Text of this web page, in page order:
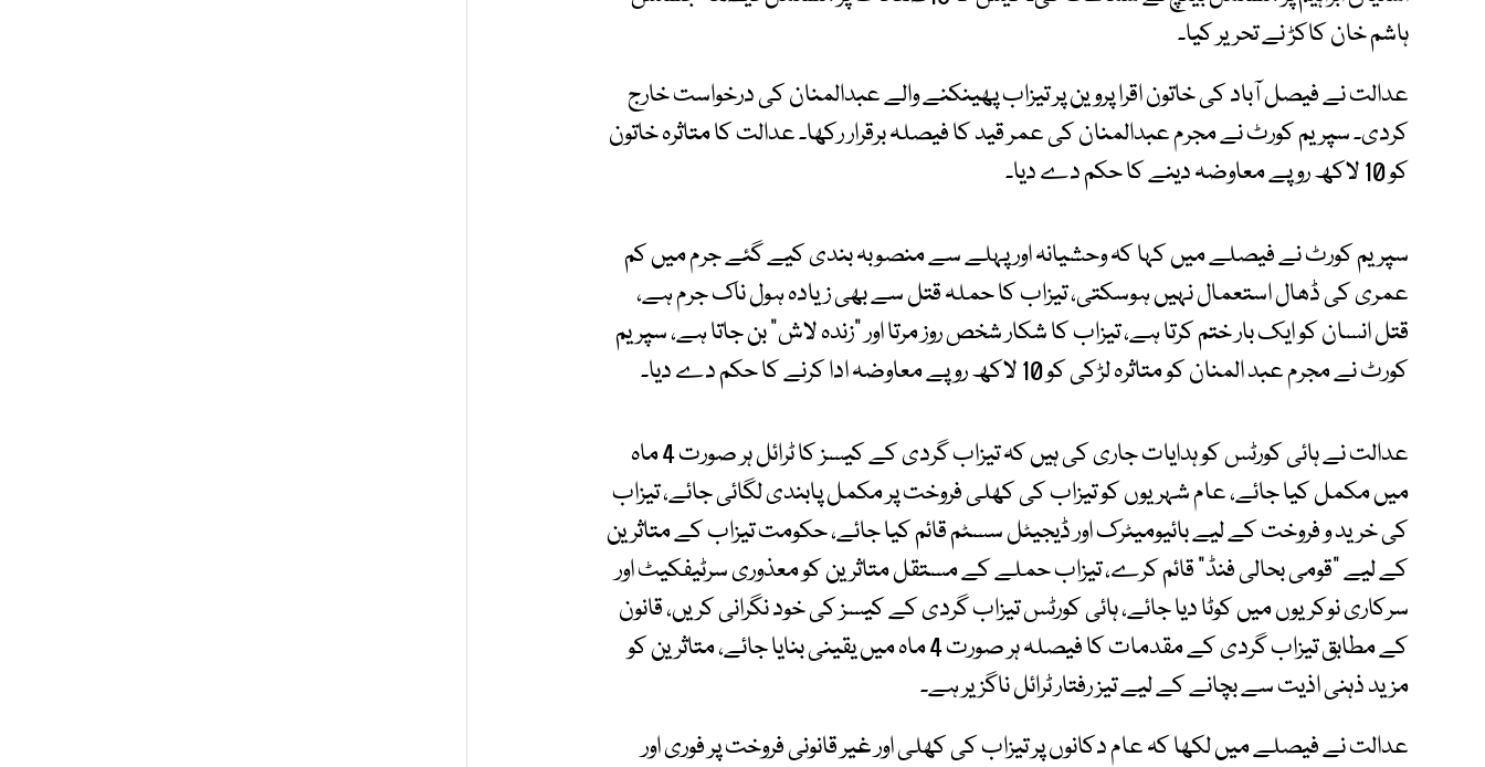
ہاشم خان کاکڑ نے تحریر کیا۔
عدالت نے فیصل آباد کی خاتون اقرا پروین پر تیزاب پھینکنے والے عبدالمنان کی درخواست خارج
کردی۔ سپریم کورٹ نے مجرم عبدالمنان کی عمر قید کا فیصلہ برقرار رکھا۔ عدالت کا متاثرہ خاتون
کو 10 لاکھ روپے معاوضہ دینے کا حکم دے دیا۔
سپریم کورٹ نے فیصلے میں کہا کہ وحشیانہ اور پہلے سے منصوبہ بندی کیے گئے جرم میں کم
عمری کی ڈھال استعمال نہیں ہوسکتی، تیزاب کا حملہ قتل سے بھی زیادہ ہول ناک جرم ہے،
قتل انسان کو ایک بار ختم کرتا ہے، تیزاب کا شکار شخص روز مرتا اور "زندہ لاش" بن جاتا ہے، سپریم
کورٹ نے مجرم عبد المنان کو متاثرہ لڑکی کو 10 لاکھ روپے معاوضہ ادا کرنے کا حکم دے دیا۔
عدالت نے ہائی کورٹس کو ہدایات جاری کی ہیں کہ تیزاب گردی کے کیسز کا ٹرائل ہر صورت 4 ماہ
میں مکمل کیا جائے، عام شہریوں کو تیزاب کی کھلی فروخت پر مکمل پابندی لگائی جائے، تیزاب
کی خرید و فروخت کے لیے بائیومیٹرک اور ڈیجیٹل سسٹم قائم کیا جائے، حکومت تیزاب کے متاثرین
کے لیے "قومی بحالی فنڈ" قائم کرے، تیزاب حملے کے مستقل متاثرین کو معذوری سرٹیفکیٹ اور
سرکاری نوکریوں میں کوٹا دیا جائے، ہائی کورٹس تیزاب گردی کے کیسز کی خود نگرانی کریں، قانون
کے مطابق تیزاب گردی کے مقدمات کا فیصلہ ہر صورت 4 ماہ میں یقینی بنایا جائے، متاثرین کو
مزید ذہنی اذیت سے بچانے کے لیے تیز رفتار ٹرائل ناگزیر ہے۔
عدالت نے فیصلے میں لکھا کہ عام دکانوں پر تیزاب کی کھلی اور غیر قانونی فروخت پر فوری اور